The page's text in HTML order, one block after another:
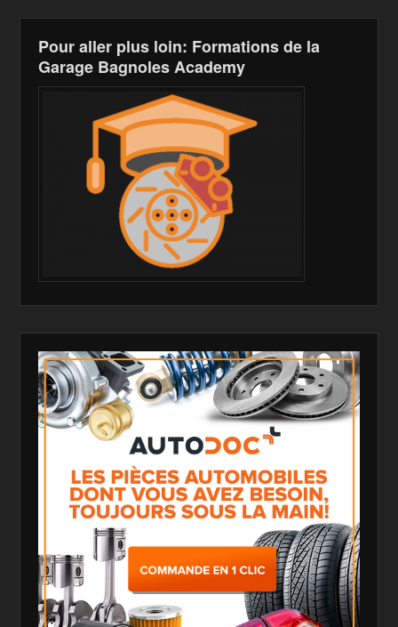
Pour aller plus loin: Formations de la
Garage Bagnoles Academy